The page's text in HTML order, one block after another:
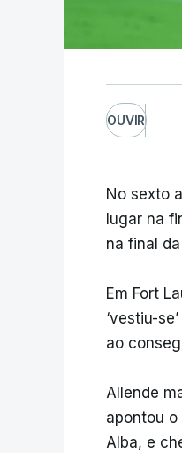
OUVIR
No sexto
lugar na
na final
Em Fort
‘vestiu-
ao
Allende
apontou
Alba, e